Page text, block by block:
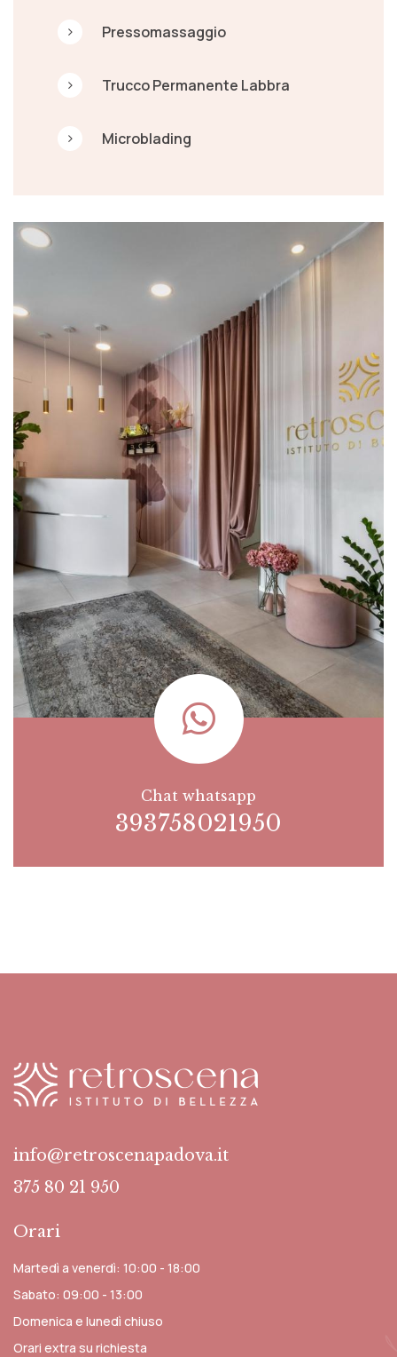
Pressomassaggio
Trucco Permanente Labbra
Microblading
Chat whatsapp
393758021950
info@retroscenapadova.it
375 80 21 950
Orari
Martedì a venerdì: 10:00 - 18:00
Sabato: 09:00 - 13:00
Domenica e lunedì chiuso
Orari extra su richiesta